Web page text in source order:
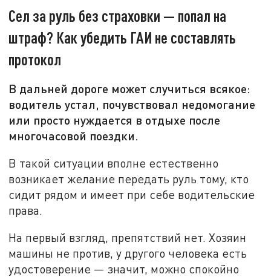
Сел за руль без страховки — попал на
штраф? Как убедить ГАИ не составлять
протокол
В дальней дороге может случиться всякое:
водитель устал, почувствовал недомогание
или просто нуждается в отдыхе после
многочасовой поездки.
В такой ситуации вполне естественно
возникает желание передать руль тому, кто
сидит рядом и имеет при себе водительские
права.
На первый взгляд, препятствий нет. Хозяин
машины не против, у другого человека есть
удостоверение — значит, можно спокойно